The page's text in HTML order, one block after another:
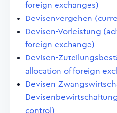
foreign exchanges)
Devisenvergehen
Devisen-Vorleistung
foreign exchange)
Devisen-
allocation of foreign
Devisen-
control)